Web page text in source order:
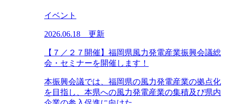
イベント
2026.06.18 更新
【７／２７開催】福岡県風力発電産業振興会議総
会・セミナーを開催します！
本振興会議では、福岡県の風力発電産業の拠点化
を目指し、本県への風力発電産業の集積及び県内